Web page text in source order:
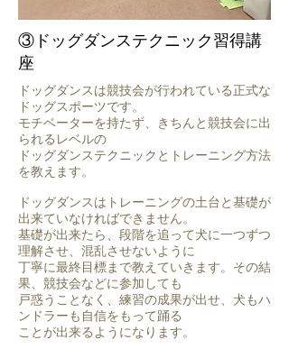
③ドッグダンステクニック習得講
座
ドッグダンスは競技会が行われている正式な
ドッグスポーツです。
モチベーターを持たず、きちんと競技会に出
られるレベルの
ドッグダンステクニックとトレーニング方法
を教えます。
​ドッグダンスはトレーニングの土台と基礎が
出来ていなければできません。
基礎が出来たら、段階を追って犬に一つずつ
理解させ、混乱させないように
丁寧に最終目標まで教えていきます。その結
果、競技会などに参加しても
戸惑うことなく、練習の成果が出せ、犬もハ
ンドラーも自信をもって踊る
ことが出来るようになります。​